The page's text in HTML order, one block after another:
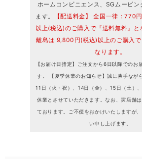
ホームコンビニエンス、SGムービン
ます。
【配送料金】 全国一律：770
以上(税込)のご購入で『送料無料』と
離島は 9,800円(税込)以上のご購入で
なります。
【お届け日指定】ご注文から6日以降でのお
す。 【夏季休業のお知らせ】誠に勝手なが
11日（火・祝）、14日（金）、15日（土）
休業とさせていただきます。なお、実店舗は
ております。ご不便をおかけいたしますが
い申し上げます。